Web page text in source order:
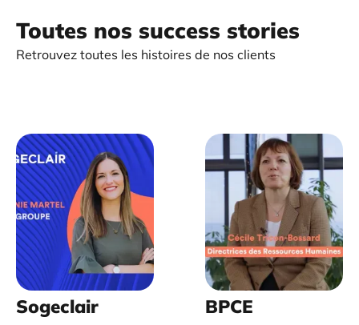
Toutes nos success stories
Retrouvez toutes les histoires de nos clients
Sogeclair BPCE